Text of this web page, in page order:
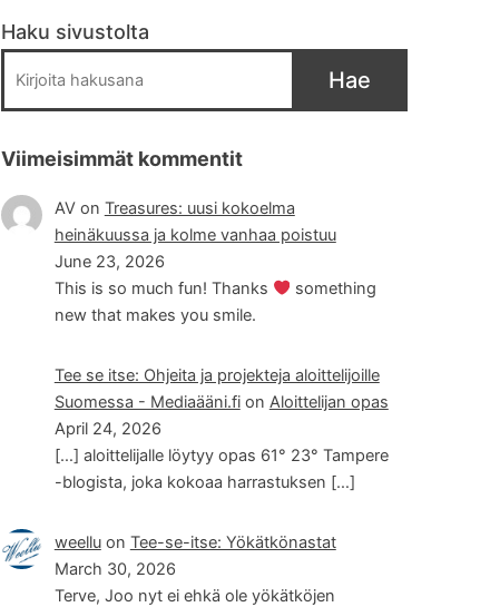
Haku sivustolta
Hae
Viimeisimmät kommentit
AVon Treasures: uusi kokoelma
heinäkuussa ja kolme vanhaa poistuu
June 23, 2026
This is so much fun! Thanks
something
new that makes you smile.
Tee se itse: Ohjeita ja projekteja aloittelijoille
Suomessa - Mediaääni.fion Aloittelijan opas
April 24, 2026
[…] aloittelijalle löytyy opas 61° 23° Tampere
-blogista, joka kokoaa harrastuksen […]
weelluon Tee-se-itse: Yökätkönastat
March 30, 2026
Terve, Joo nyt ei ehkä ole yökätköjen